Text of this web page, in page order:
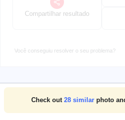
Compartilhar resultado
Você conseguiu resolver o seu problema?
Check out 28 similar photo